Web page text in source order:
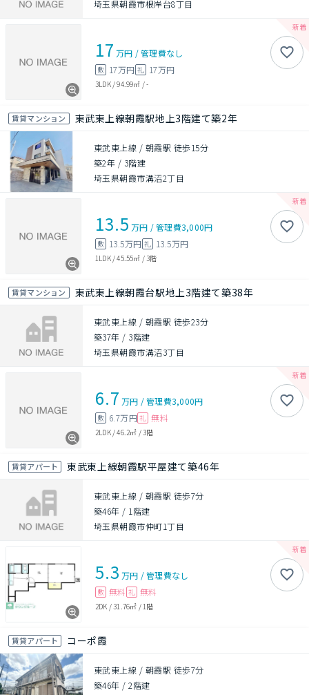
埼玉県朝霞市根岸台8丁目
17 万円 /管理費なし
敷 17万円 礼 17万円
3LDK/94.99㎡ /-
賃貸マンション 東武東上線朝霞駅地上3階建て築2年
東武東上線 / 朝霞駅 徒歩15分
築2年 / 3階建
埼玉県朝霞市溝沼2丁目
13.5 万円 /管理費3,000円
敷 13.5万円 礼 13.5万円
1LDK/45.55㎡ /3階
賃貸マンション 東武東上線朝霞台駅地上3階建て築38年
東武東上線 / 朝霞駅 徒歩23分
築37年 / 3階建
埼玉県朝霞市溝沼3丁目
6.7 万円 /管理費3,000円
敷 6.7万円 礼 無料
2LDK/46.2㎡ /3階
賃貸アパート 東武東上線朝霞駅平屋建て築46年
東武東上線 / 朝霞駅 徒歩7分
築46年 / 1階建
埼玉県朝霞市仲町1丁目
5.3 万円 /管理費なし
敷 無料 礼 無料
2DK /31.76㎡ / 1階
賃貸アパート コーポ霞
東武東上線 / 朝霞駅 徒歩7分
築46年 /2階建